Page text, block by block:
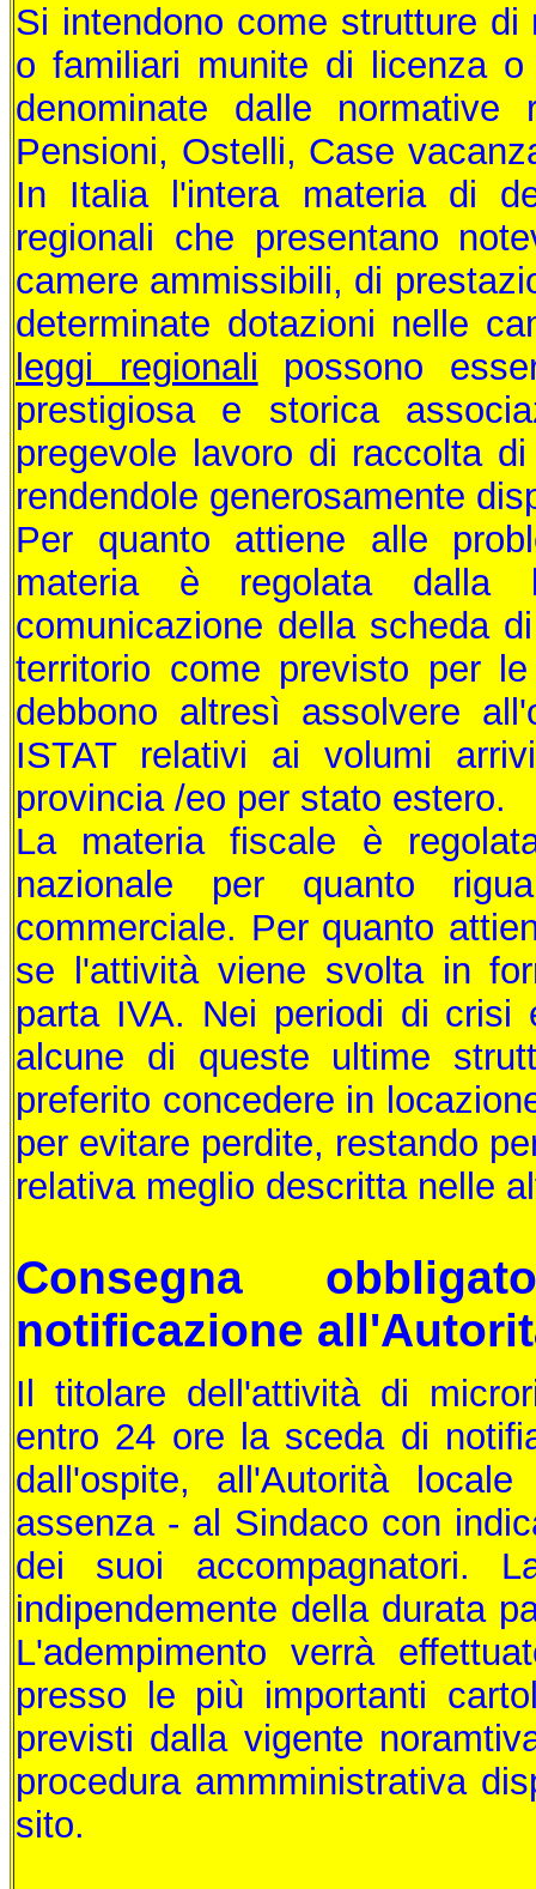
Si intendono come strutture
o familiari munite di licenza o
denominate dalle normative
Pensioni, Ostelli, Case
In Italia l'intera materia di
regionali che presentano
camere ammissibili, di
determinate dotazioni nelle
leggi regionali possono
prestigiosa e storica
pregevole lavoro di raccolta
rendendole generosamente
Per quanto attiene alle
materia è regolata dalla
comunicazione della scheda
territorio come previsto per
debbono altresì assolvere
ISTAT relativi ai volumi
provincia /eo per stato estero.
La materia fiscale è
nazionale per quanto
commerciale. Per quanto
se l'attività viene svolta in
parta IVA. Nei periodi di crisi
alcune di queste ultime
preferito concedere in
per evitare perdite, restando
relativa meglio descritta nelle
Consegna
notificazione
Il titolare dell'attività di
entro 24 ore la sceda di
dall'ospite, all'Autorità
assenza - al Sindaco con
dei suoi accompagnatori.
indipendemente della durata
L'adempimento verrà
presso le più importanti
previsti dalla vigente
procedura ammministrativa
sito.